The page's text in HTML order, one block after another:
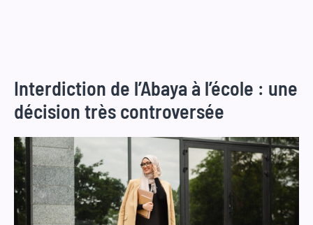
Interdiction de l’Abaya à l’école : une
décision très controversée